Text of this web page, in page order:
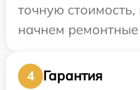
точную
начнем
4
Гарантия